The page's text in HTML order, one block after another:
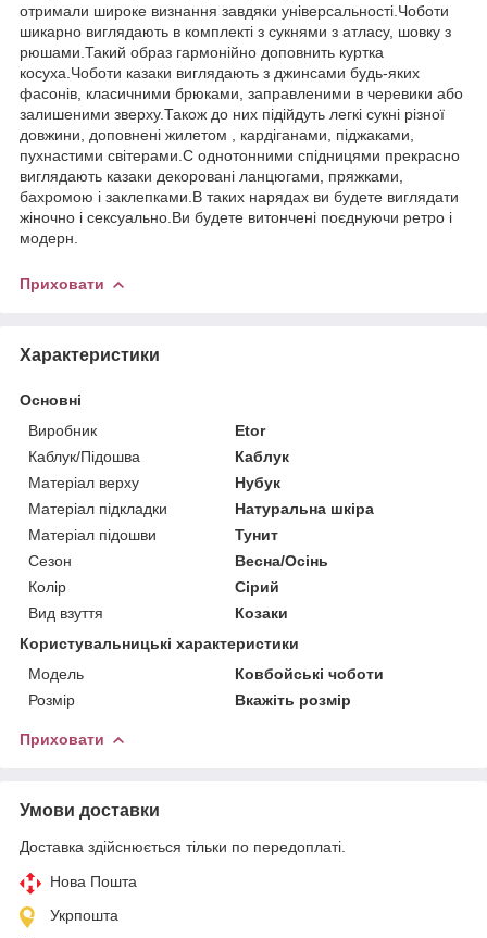
отримали широке визнання завдяки універсальності.Чоботи
шикарно виглядають в комплекті з сукнями з атласу, шовку з
рюшами.Такий образ гармонійно доповнить куртка
косуха.Чоботи казаки виглядають з джинсами будь-яких
фасонів, класичними брюками, заправленими в черевики або
залишеними зверху.Також до них підійдуть легкі сукні різної
довжини, доповнені жилетом , кардіганами, піджаками,
пухнастими світерами.С однотонними спідницями прекрасно
виглядають казаки декоровані ланцюгами, пряжками,
бахромою і заклепками.В таких нарядах ви будете виглядати
жіночно і сексуально.Ви будете витончені поєднуючи ретро і
модерн.
Приховати
Характеристики
Основні
Виробник
Etor
Каблук/Підошва
Каблук
Матеріал верху
Нубук
Матеріал підкладки
Натуральна шкіра
Матеріал підошви
Тунит
Сезон
Весна/Осінь
Колір
Сірий
Вид взуття
Козаки
Користувальницькі характеристики
Мoдель
Ковбойські чоботи
Розмір
Вкажіть розмір
Приховати
Умови доставки
Доставка здійснюється тільки по передоплаті.
Нова Пошта
Укрпошта